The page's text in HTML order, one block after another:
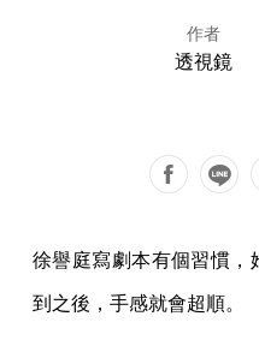
作者
透視鏡
徐譽庭寫劇本有個習慣，
到之後，手感就會超順。